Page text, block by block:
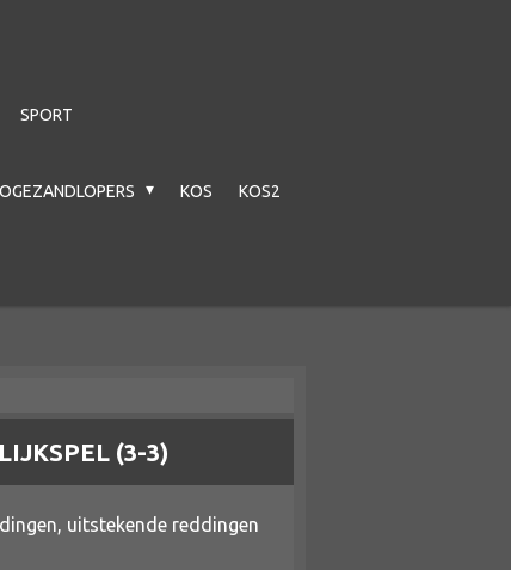
SPORT
KOS KOS2
(3-3)
uitstekende reddingen